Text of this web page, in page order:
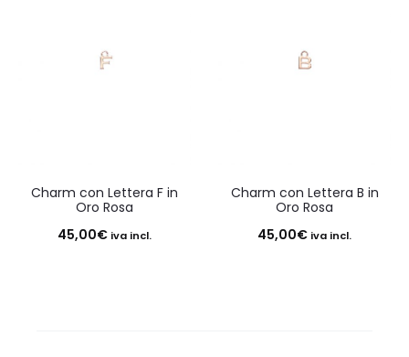
Charm con Lettera F in
Oro Rosa
45,00€ iva incl.
Charm con Lettera B in
Oro Rosa
45,00€ iva incl.